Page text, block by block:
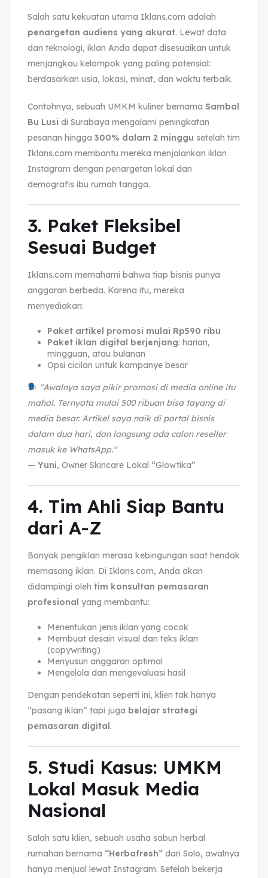
Salah satu kekuatan utama Iklans.com adalah
penargetan audiens yang akurat. Lewat data
dan teknologi, iklan Anda dapat disesuaikan untuk
menjangkau kelompok yang paling potensial:
berdasarkan usia, lokasi, minat, dan waktu terbaik.
Contohnya, sebuah UMKM kuliner bernama Sambal
Bu Lusi di Surabaya mengalami peningkatan
pesanan hingga 300% dalam 2 minggu setelah tim
Iklans.com membantu mereka menjalankan iklan
Instagram dengan penargetan lokal dan
demografis ibu rumah tangga.
3. Paket Fleksibel
Sesuai Budget
Iklans.com memahami bahwa tiap bisnis punya
anggaran berbeda. Karena itu, mereka
menyediakan:
Paket artikel promosi mulai Rp590 ribu
Paket iklan digital berjenjang: harian,
mingguan, atau bulanan
Opsi cicilan untuk kampanye besar
"Awalnya saya pikir promosi di media online itu
mahal. Ternyata mulai 500 ribuan bisa tayang di
media besar. Artikel saya naik di portal bisnis
dalam dua hari, dan langsung ada calon reseller
masuk ke WhatsApp."
— Yuni, Owner Skincare Lokal “Glowtika”
4. Tim Ahli Siap Bantu
dari A-Z
Banyak pengiklan merasa kebingungan saat hendak
memasang iklan. Di Iklans.com, Anda akan
didampingi oleh tim konsultan pemasaran
profesional yang membantu:
Menentukan jenis iklan yang cocok
Membuat desain visual dan teks iklan
(copywriting)
Menyusun anggaran optimal
Mengelola dan mengevaluasi hasil
Dengan pendekatan seperti ini, klien tak hanya
“pasang iklan” tapi juga belajar strategi
pemasaran digital.
5. Studi Kasus: UMKM
Lokal Masuk Media
Nasional
Salah satu klien, sebuah usaha sabun herbal
rumahan bernama “Herbafresh” dari Solo, awalnya
hanya menjual lewat Instagram. Setelah bekerja